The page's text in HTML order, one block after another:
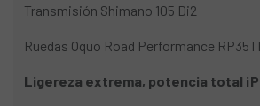
Transmisión Shimano 105 Di2
Ruedas Oquo Road Performance
Ligereza extrema, potencia total